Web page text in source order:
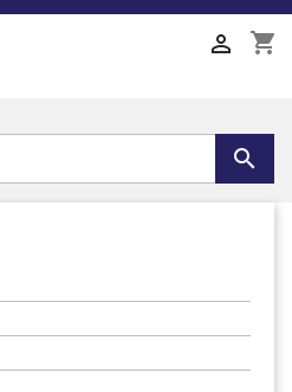
shopping_cart

